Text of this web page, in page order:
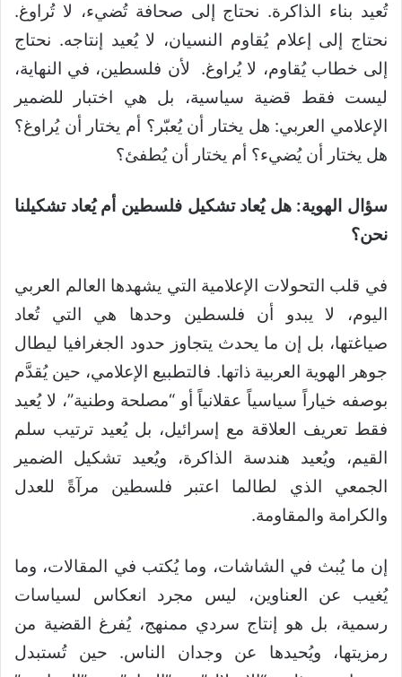
تُعيد بناء الذاكرة. نحتاج إلى صحافة تُضيء، لا تُراوغ.
نحتاج إلى إعلام يُقاوم النسيان، لا يُعيد إنتاجه. نحتاج
إلى خطاب يُقاوم، لا يُراوغ. لأن فلسطين، في النهاية،
ليست فقط قضية سياسية، بل هي اختبار للضمير
الإعلامي العربي: هل يختار أن يُعبّر؟ أم يختار أن يُراوغ؟
هل يختار أن يُضيء؟ أم يختار أن يُطفئ؟
سؤال الهوية: هل يُعاد تشكيل فلسطين أم يُعاد تشكيلنا
نحن؟
في قلب التحولات الإعلامية التي يشهدها العالم العربي
اليوم، لا يبدو أن فلسطين وحدها هي التي تُعاد
صياغتها، بل إن ما يحدث يتجاوز حدود الجغرافيا ليطال
جوهر الهوية العربية ذاتها. فالتطبيع الإعلامي، حين يُقدَّم
بوصفه خياراً سياسياً عقلانياً أو “مصلحة وطنية”، لا يُعيد
فقط تعريف العلاقة مع إسرائيل، بل يُعيد ترتيب سلم
القيم، ويُعيد هندسة الذاكرة، ويُعيد تشكيل الضمير
الجمعي الذي لطالما اعتبر فلسطين مرآةً للعدل
والكرامة والمقاومة.
إن ما يُبث في الشاشات، وما يُكتب في المقالات، وما
يُغيب عن العناوين، ليس مجرد انعكاس لسياسات
رسمية، بل هو إنتاج سردي ممنهج، يُفرغ القضية من
رمزيتها، ويُحيدها عن وجدان الناس. حين تُستبدل